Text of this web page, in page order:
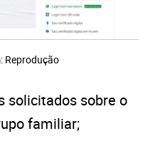
Reprodução
solicitados sobre o
familiar;